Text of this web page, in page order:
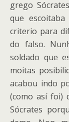
grego
que
criterio para
do falso.
soldado que
moitas
acabou indo
(como así foi)
Sócrates